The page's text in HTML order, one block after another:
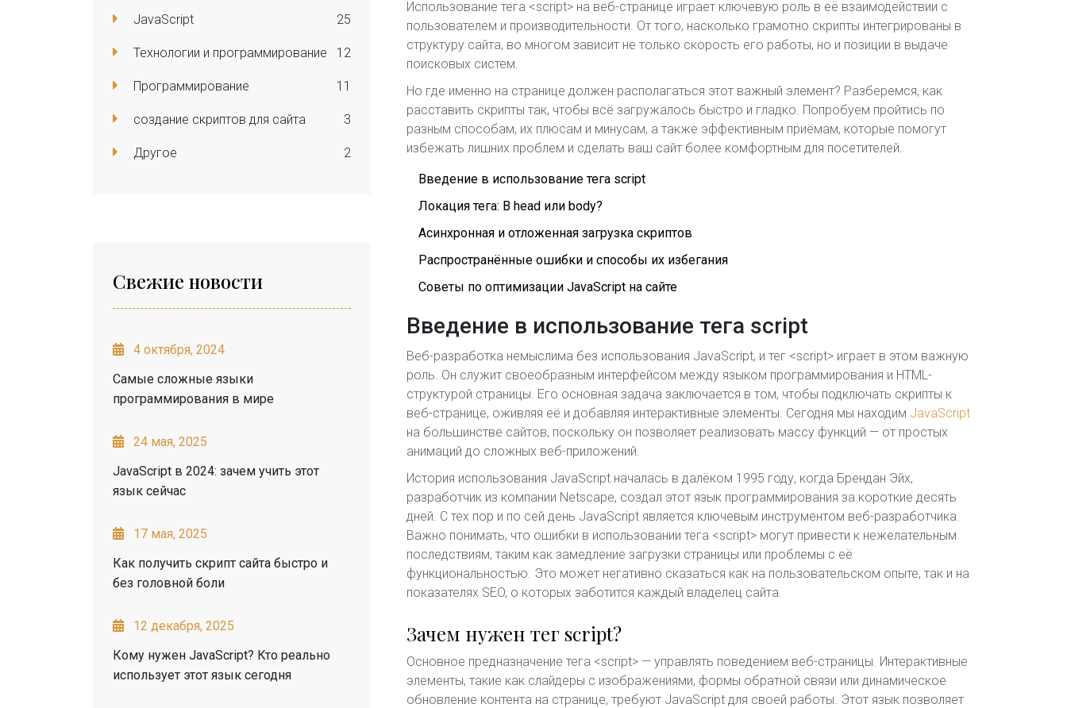
JavaScript 25
Технологии и программирование 12
Программирование 11
создание скриптов для сайта 3
Другое 2
Свежие новости
4 октября, 2024
Самые сложные языки
программирования в мире
24 мая, 2025
JavaScript в 2024: зачем учить этот
язык сейчас
17 мая, 2025
Как получить скрипт сайта быстро и
без головной боли
12 декабря, 2025
Кому нужен JavaScript? Кто реально
использует этот язык сегодня
Использование тега <script> на веб-странице играет ключевую роль в её взаимодействии с
пользователем и производительности. От того, насколько грамотно скрипты интегрированы в
структуру сайта, во многом зависит не только скорость его работы, но и позиции в выдаче
поисковых систем.
Но где именно на странице должен располагаться этот важный элемент? Разберемся, как
расставить скрипты так, чтобы всё загружалось быстро и гладко. Попробуем пройтись по
разным способам, их плюсам и минусам, а также эффективным приёмам, которые помогут
избежать лишних проблем и сделать ваш сайт более комфортным для посетителей.
Введение в использование тега script
Локация тега: В head или body?
Асинхронная и отложенная загрузка скриптов
Распространённые ошибки и способы их избегания
Советы по оптимизации JavaScript на сайте
Введение в использование тега script
Веб-разработка немыслима без использования JavaScript, и тег <script> играет в этом важную
роль. Он служит своеобразным интерфейсом между языком программирования и HTML-
структурой страницы. Его основная задача заключается в том, чтобы подключать скрипты к
веб-странице, оживляя её и добавляя интерактивные элементы. Сегодня мы находим JavaScript
на большинстве сайтов, поскольку он позволяет реализовать массу функций — от простых
анимаций до сложных веб-приложений.
История использования JavaScript началась в далёком 1995 году, когда Брендан Эйх,
разработчик из компании Netscape, создал этот язык программирования за короткие десять
дней. С тех пор и по сей день JavaScript является ключевым инструментом веб-разработчика.
Важно понимать, что ошибки в использовании тега <script> могут привести к нежелательным
последствиям, таким как замедление загрузки страницы или проблемы с её
функциональностью. Это может негативно сказаться как на пользовательском опыте, так и на
показателях SEO, о которых заботится каждый владелец сайта.
Зачем нужен тег script?
Основное предназначение тега <script> — управлять поведением веб-страницы. Интерактивные
элементы, такие как слайдеры с изображениями, формы обратной связи или динамическое
обновление контента на странице, требуют JavaScript для своей работы. Этот язык позволяет